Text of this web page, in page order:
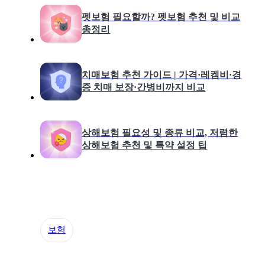
펫보험 필요할까? 펫보험 추천 및 비교
총정리
치매보험 추천 가이드 | 가격·레켐비·경
증 치매 보장·간병비까지 비교
상해보험 필요성 및 종류 비교, 저렴한
상해보험 추천 및 특약 설정 팁
보험